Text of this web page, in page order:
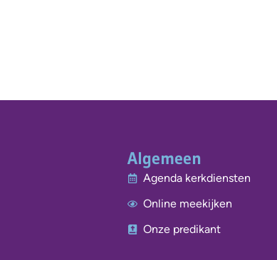
Algemeen
Agenda kerkdiensten
Online meekijken
Onze predikant